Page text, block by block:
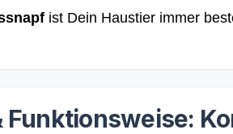
ist Dein Haustier immer
Funktionsweise: